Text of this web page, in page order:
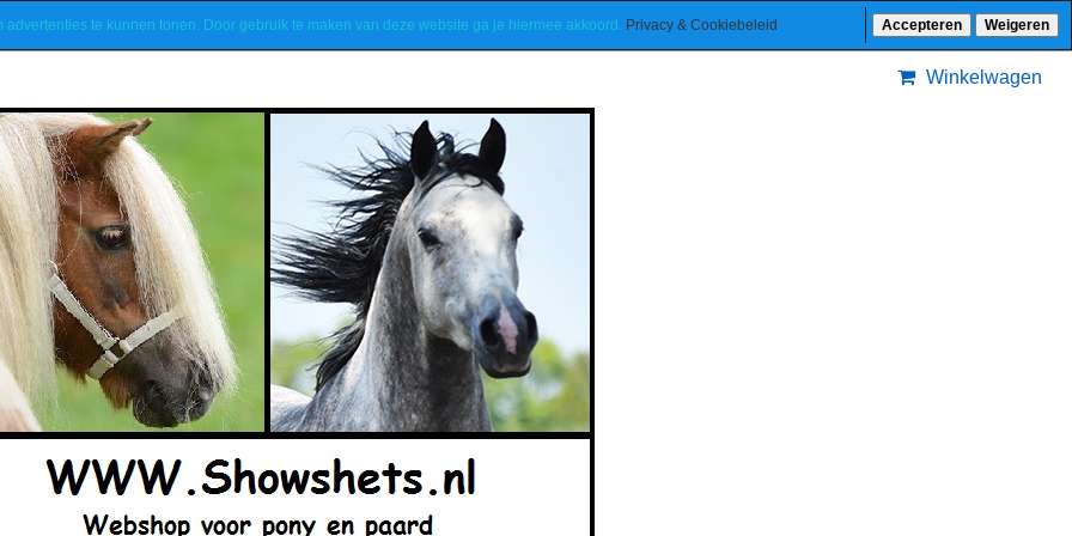
Nieuwsbrief Contact Algemene voorwaarden Klant account
Winkelwagen
te kunnen tonen. Door gebruik te maken van deze website ga je hiermee akkoord. Privacy & Cookiebeleid Accepteren Weigeren